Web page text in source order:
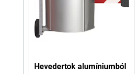
Hevedertok alumíniumból